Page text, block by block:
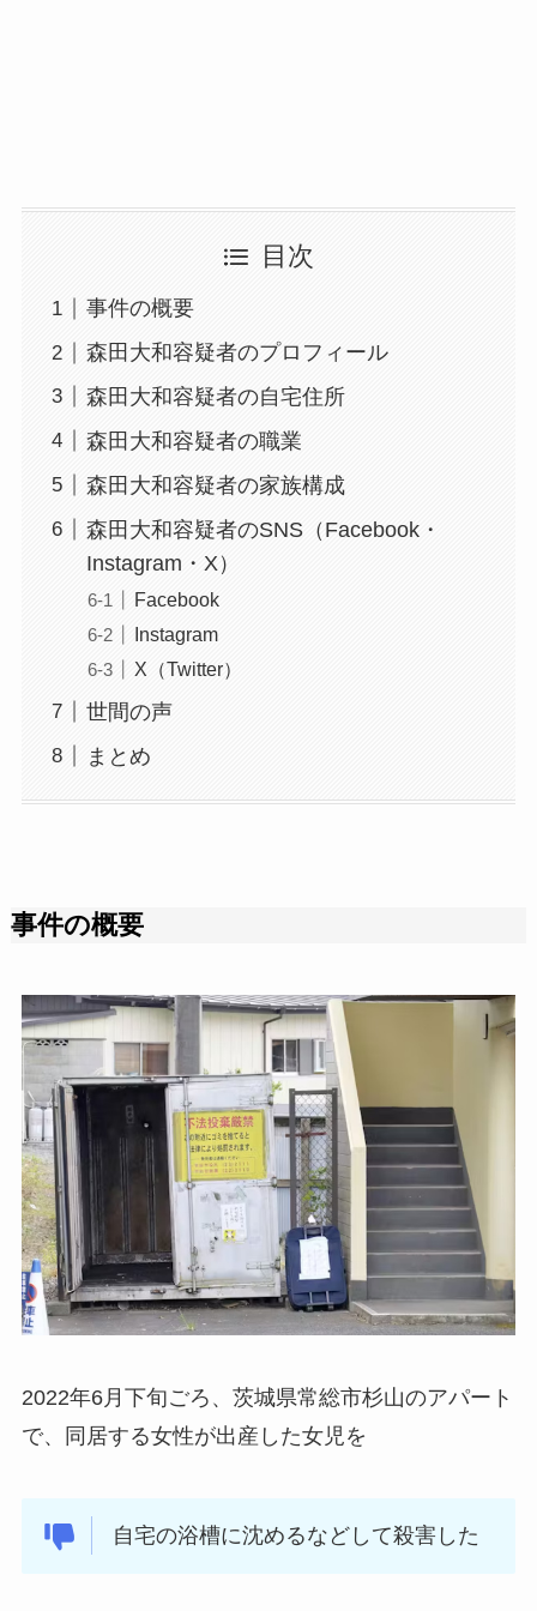
目次
事件の概要
森田大和容疑者のプロフィール
森田大和容疑者の自宅住所
森田大和容疑者の職業
森田大和容疑者の家族構成
森田大和容疑者のSNS（Facebook・
Instagram・X）
Facebook
Instagram
X（Twitter）
世間の声
まとめ
事件の概要
2022年6月下旬ごろ、茨城県常総市杉山のアパート
で、同居する女性が出産した女児を
自宅の浴槽に沈めるなどして殺害した